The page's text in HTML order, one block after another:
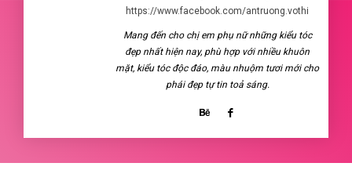
https://www.facebook.com/antruong.vothi
Mang đến cho chị em phụ nữ những kiểu tóc
đẹp nhất hiện nay, phù hợp với nhiều khuôn
mặt, kiểu tóc độc đáo, màu nhuộm tươi mới cho
phái đẹp tự tin toả sáng.